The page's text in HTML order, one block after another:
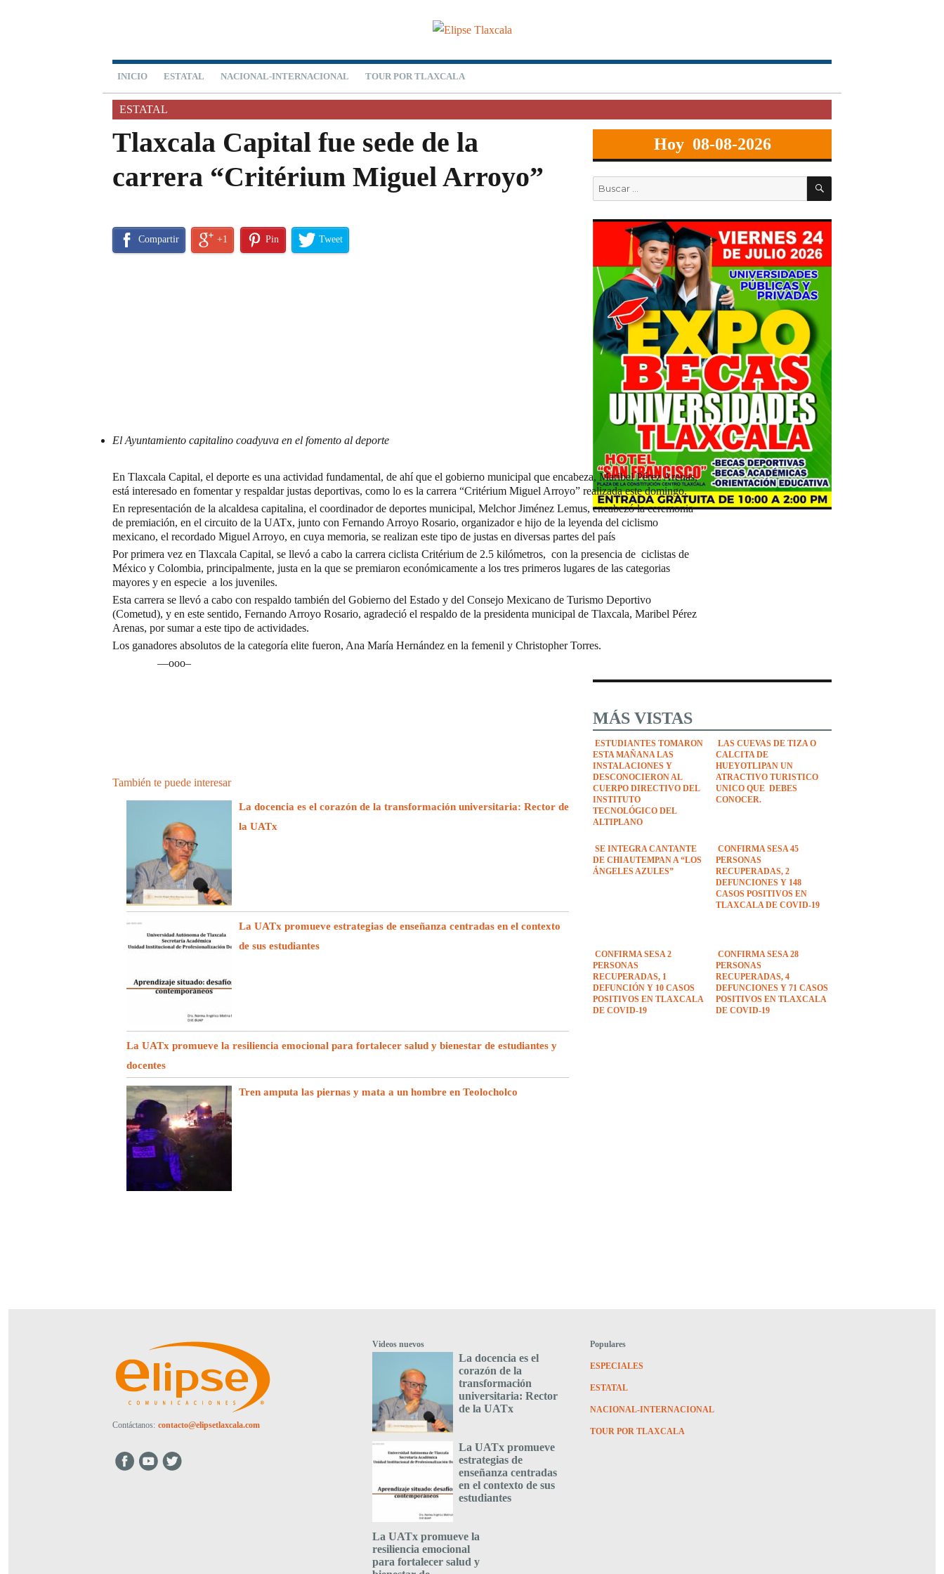
INICIO ESTATAL NACIONAL-INTERNACIONAL TOUR POR TLAXCALA
ESTATAL
Tlaxcala Capital fue sede de la
carrera “Critérium Miguel Arroyo”
Compartir +1 Pin Tweet
El Ayuntamiento capitalino coadyuva en el fomento al deporte
En Tlaxcala Capital, el deporte es una actividad fundamental, de ahí que el gobierno municipal que encabeza, Maribel Pérez Arenas,
está interesado en fomentar y respaldar justas deportivas, como lo es la carrera “Critérium Miguel Arroyo” realizada este domingo.
En representación de la alcaldesa capitalina, el coordinador de deportes municipal, Melchor Jiménez Lemus, encabezó la ceremonia
de premiación, en el circuito de la UATx, junto con Fernando Arroyo Rosario, organizador e hijo de la leyenda del ciclismo
mexicano, el recordado Miguel Arroyo, en cuya memoria, se realizan este tipo de justas en diversas partes del país
Por primera vez en Tlaxcala Capital, se llevó a cabo la carrera ciclista Critérium de 2.5 kilómetros, con la presencia de ciclistas de
México y Colombia, principalmente, justa en la que se premiaron económicamente a los tres primeros lugares de las categorias
mayores y en especie a los juveniles.
Esta carrera se llevó a cabo con respaldo también del Gobierno del Estado y del Consejo Mexicano de Turismo Deportivo
(Cometud), y en este sentido, Fernando Arroyo Rosario, agradeció el respaldo de la presidenta municipal de Tlaxcala, Maribel Pérez
Arenas, por sumar a este tipo de actividades.
Los ganadores absolutos de la categoría elite fueron, Ana María Hernández en la femenil y Christopher Torres.
—ooo–
También te puede interesar
La docencia es el corazón de la transformación universitaria: Rector de
la UATx
La UATx promueve estrategias de enseñanza centradas en el contexto
de sus estudiantes
La UATx promueve la resiliencia emocional para fortalecer salud y bienestar de estudiantes y
docentes
Tren amputa las piernas y mata a un hombre en Teolocholco
Hoy 08-08-2026
BUSCAR
MÁS VISTAS
ESTUDIANTES TOMARON
ESTA MAÑANA LAS
INSTALACIONES Y
DESCONOCIERON AL
CUERPO DIRECTIVO DEL
INSTITUTO
TECNOLÓGICO DEL
ALTIPLANO
LAS CUEVAS DE TIZA O
CALCITA DE
HUEYOTLIPAN UN
ATRACTIVO TURISTICO
UNICO QUE DEBES
CONOCER.
SE INTEGRA CANTANTE
DE CHIAUTEMPAN A “LOS
ÁNGELES AZULES”
CONFIRMA SESA 45
PERSONAS
RECUPERADAS, 2
DEFUNCIONES Y 148
CASOS POSITIVOS EN
TLAXCALA DE COVID-19
CONFIRMA SESA 2
PERSONAS
RECUPERADAS, 1
DEFUNCIÓN Y 10 CASOS
POSITIVOS EN TLAXCALA
DE COVID-19
CONFIRMA SESA 28
PERSONAS
RECUPERADAS, 4
DEFUNCIONES Y 71 CASOS
POSITIVOS EN TLAXCALA
DE COVID-19
Contáctanos: contacto@elipsetlaxcala.com
Videos nuevos
La docencia es el
corazón de la
transformación
universitaria: Rector
de la UATx
La UATx promueve
estrategias de
enseñanza centradas
en el contexto de sus
estudiantes
La UATx promueve la
resiliencia emocional
para fortalecer salud y
Populares
ESPECIALES
ESTATAL
NACIONAL-INTERNACIONAL
TOUR POR TLAXCALA